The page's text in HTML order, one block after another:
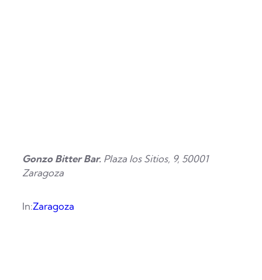
Gonzo Bitter Bar. Plaza los Sitios, 9, 50001
Zaragoza
In:Zaragoza